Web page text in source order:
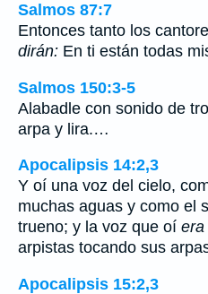
Salmos 87:7
Entonces tanto los
dirán: En ti están todas
Salmos 150:3-5
Alabadle con sonido de
arpa y lira.…
Apocalipsis 14:2,3
Y oí una voz del cielo,
muchas aguas y como el
trueno; y la voz que oí era
arpistas tocando sus
Apocalipsis 15:2,3